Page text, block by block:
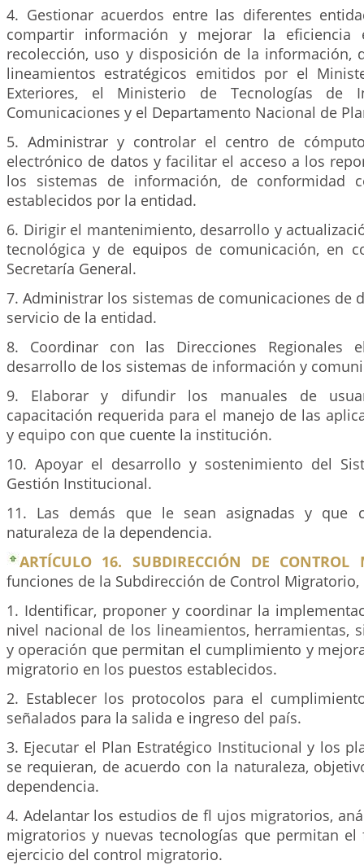
4. Gestionar acuerdos entre las diferentes
compartir información y mejorar la eficiencia
recolección, uso y disposición de la información,
lineamientos estratégicos emitidos por el
Exteriores, el Ministerio de Tecnologías de
Comunicaciones y el Departamento Nacional de
5. Administrar y controlar el centro de
electrónico de datos y facilitar el acceso a los
los sistemas de información, de conformidad
establecidos por la entidad.
6. Dirigir el mantenimiento, desarrollo y
tecnológica y de equipos de comunicación, en
Secretaría General.
7. Administrar los sistemas de comunicaciones de
servicio de la entidad.
8. Coordinar con las Direcciones Regionales
desarrollo de los sistemas de información y
9. Elaborar y difundir los manuales de
capacitación requerida para el manejo de las
y equipo con que cuente la institución.
10. Apoyar el desarrollo y sostenimiento del
Gestión Institucional.
11. Las demás que le sean asignadas y que
naturaleza de la dependencia.
ARTÍCULO 16. SUBDIRECCIÓN DE CONTROL
funciones de la Subdirección de Control Migratorio,
1. Identificar, proponer y coordinar la
nivel nacional de los lineamientos, herramientas,
y operación que permitan el cumplimiento y
migratorio en los puestos establecidos.
2. Establecer los protocolos para el
señalados para la salida e ingreso del país.
3. Ejecutar el Plan Estratégico Institucional y los
se requieran, de acuerdo con la naturaleza,
dependencia.
4. Adelantar los estudios de fl ujos migratorios,
migratorios y nuevas tecnologías que permitan
ejercicio del control migratorio.